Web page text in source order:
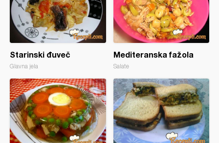
Starinski đuveč
Glavna jela
Mediteranska fažola
Salate